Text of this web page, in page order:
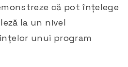
că pot înțelege
la un nivel
unui program